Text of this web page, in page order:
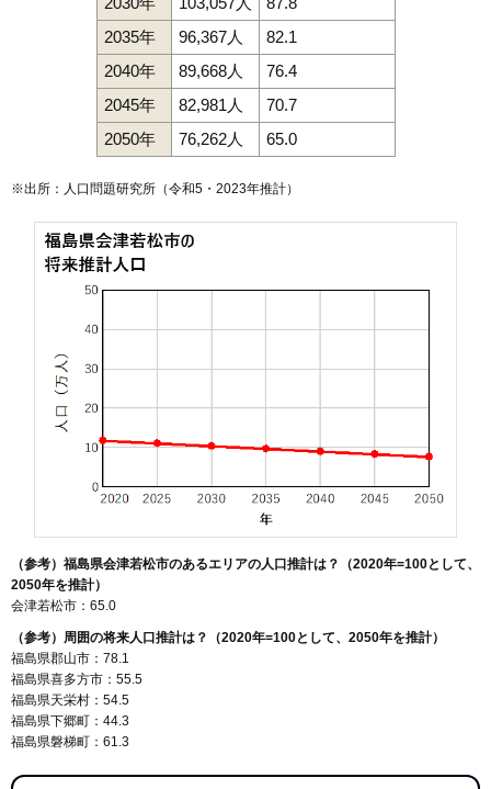
2035年
96,367人
82.1
2040年
89,668人
76.4
2045年
82,981人
70.7
2050年
76,262人 65.0
※出所：人口問題研究所（令和5・2023年推計）
（参考）福島県会津若松市のあるエリアの人口推計は？（2020年=100として、
2050年を推計）
会津若松市：65.0
（参考）周囲の将来人口推計は？（2020年=100として、2050年を推計）
福島県郡山市：78.1
福島県喜多方市：55.5
福島県天栄村：54.5
福島県下郷町：44.3
福島県磐梯町：61.3